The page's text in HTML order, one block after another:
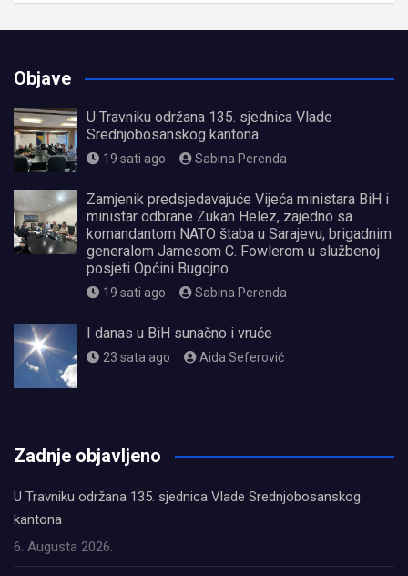
Objave
U Travniku održana 135. sjednica Vlade
Srednjobosanskog kantona
19 sati ago Sabina Perenda
Zamjenik predsjedavajuće Vijeća ministara BiH i
ministar odbrane Zukan Helez, zajedno sa
komandantom NATO štaba u Sarajevu, brigadnim
generalom Jamesom C. Fowlerom u službenoj
posjeti Općini Bugojno
19 sati ago Sabina Perenda
I danas u BiH sunačno i vruće
23 sata ago Aida Seferović
Zadnje objavljeno
U Travniku održana 135. sjednica Vlade Srednjobosanskog
kantona
6. Augusta 2026.